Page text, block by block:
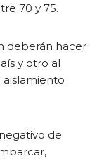
70 y 75.
deberán hacer
y otro al
de